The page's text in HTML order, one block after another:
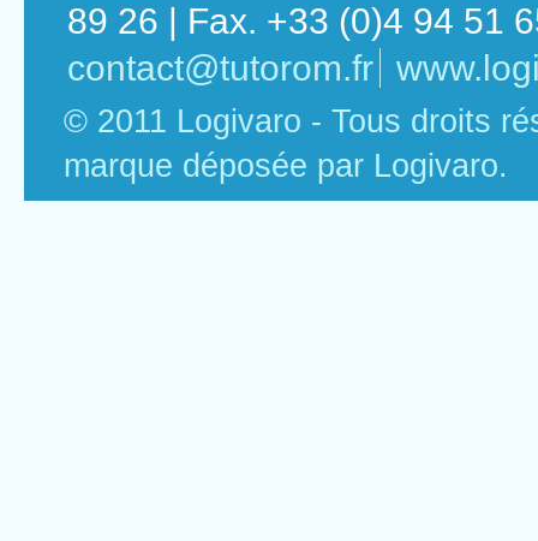
89 26 | Fax. +33 (0)4 94 51
contact@tutorom.fr
© 2011 Logivaro - Tous droits
marque déposée par Logivaro.